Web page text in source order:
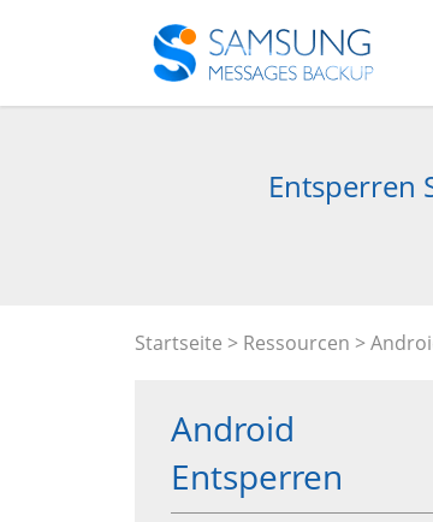
Entsperren
Startseite > Ressourcen >
Android
Entsperren